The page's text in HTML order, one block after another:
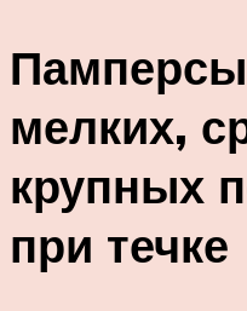
мелких,
крупных
при течке